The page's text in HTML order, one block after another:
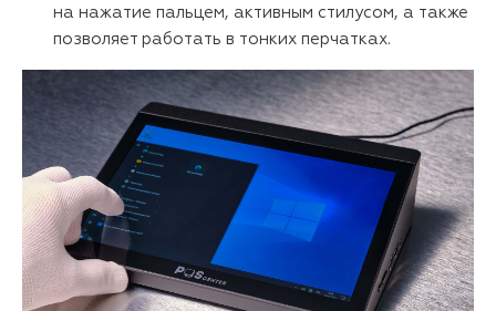
на нажатие пальцем, активным стилусом, а также
позволяет работать в тонких перчатках.